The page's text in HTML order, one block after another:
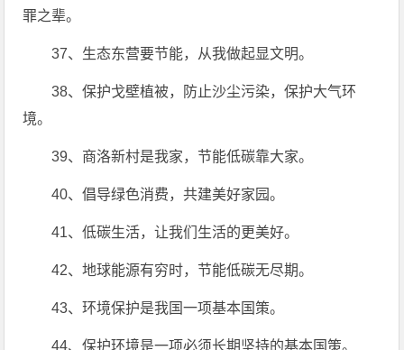
罪之辈。
37、生态东营要节能，从我做起显文明。
38、保护戈壁植被，防止沙尘污染，保护大气环
境。
39、商洛新村是我家，节能低碳靠大家。
40、倡导绿色消费，共建美好家园。
41、低碳生活，让我们生活的更美好。
42、地球能源有穷时，节能低碳无尽期。
43、环境保护是我国一项基本国策。
44、保护环境是一项必须长期坚持的基本国策。